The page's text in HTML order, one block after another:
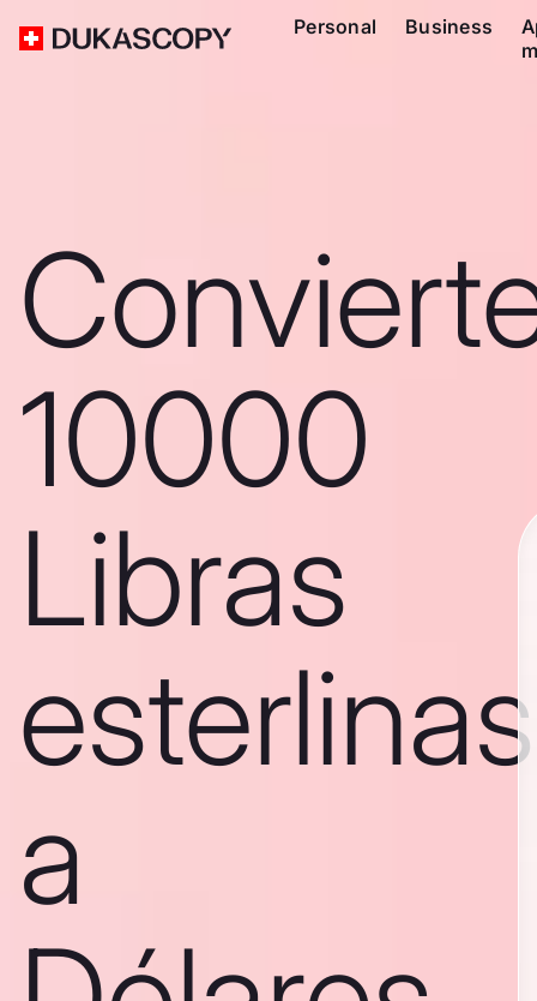
Personal Business
10000
Libras
esterlinas
a